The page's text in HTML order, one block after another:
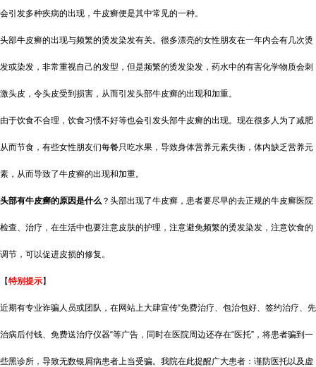
会引发多种疾病的出现，牛皮癣便是其中常见的一种。
头部牛皮癣的出现与频繁的烫发染发有关。很多漂亮的女性朋友在一年内会有几次烫
发或染发，非常重视自己的发型，但是频繁的烫发染发，药水中的有害化学物质会刺
激头皮，令头皮受到损害，从而引发头部牛皮癣的出现和加重。
由于饮食不合理，饮食习惯不好等也会引发头部牛皮癣的出现。现在很多人为了减肥
从而节食，有些女性朋友们每餐只吃水果，导致身体营养元素失衡，体内缺乏营养元
素，从而导致了牛皮癣的出现和加重。
头部有牛皮癣的原因是什么 ？头部出现了牛皮癣，患者要尽早的去正规的牛皮癣医院
检查、治疗，在生活中也要注意皮肤的护理，注意避免频繁的烫发染发，注意饮食的
调节，可以促进皮损的修复。
【特别提示】
近期有专业诈骗人员或团队，在网站上大肆宣传“免费治疗、包治包好、签约治疗、先
治病后付钱、免费送治疗仪器“等广告，同时在医院周边还存在“医托”，将患者骗到一
些黑诊所，导致无数银屑病患者上当受骗。我院在此提醒广大患者：谨防医托以及虚